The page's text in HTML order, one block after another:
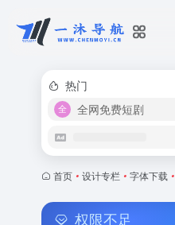
热门
全网免费短剧
首页 • 设计专栏 • 字体下载 •
权限不足